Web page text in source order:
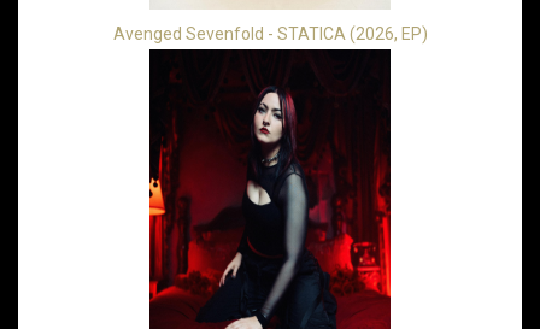
Avenged Sevenfold - STATICA (2026, EP)